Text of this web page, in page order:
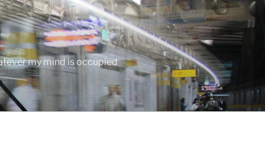
my mind is occupied